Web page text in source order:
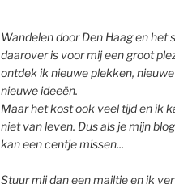
Wandelen door Den Haag en het
daarover is voor mij een groot
ontdek ik nieuwe plekken,
nieuwe ideeën.
Maar het kost ook veel tijd en ik
niet van leven. Dus als je mijn
kan een centje missen...
Stuur mij dan een mailtje en ik